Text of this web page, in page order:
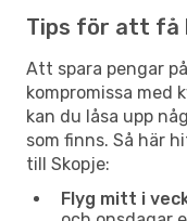
Tips för att få
Att spara pengar
kompromissa med
kan du låsa upp
som finns. Så här
till Skopje:
Flyg mitt i